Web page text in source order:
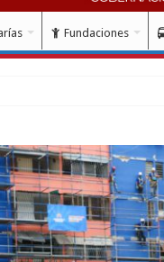
Fundaciones
de reconstrucción de